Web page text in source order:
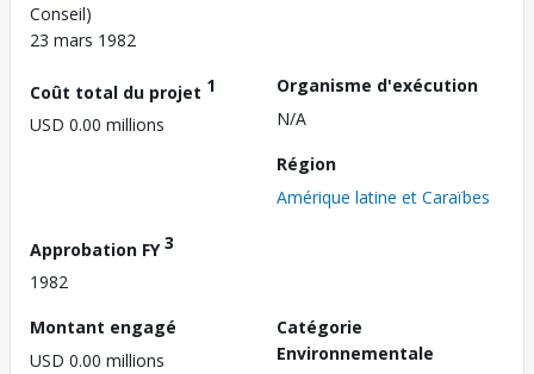
Conseil)
23 mars 1982
Coût total du projet 1
USD 0.00 millions
Organisme d'exécution
N/A
Région
Amérique latine et Caraïbes
Approbation FY3
1982
Montant engagé
USD 0.00 millions
Catégorie
Environnementale